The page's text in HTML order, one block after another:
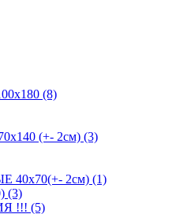
(8)
(+- 2см) (3)
2см) (1)
(3)
!!! (5)